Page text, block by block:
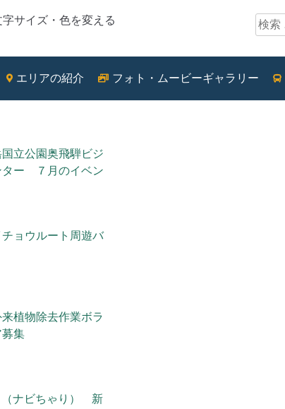
字サイズ・色を変える 検索:
エリアの紹介 フォト・ムービーギャラリー
立公園奥飛騨ビジ
ター ７月のイベン
ョウルート周遊バ
植物除去作業ボラ
募集
（ナビちゃり） 新